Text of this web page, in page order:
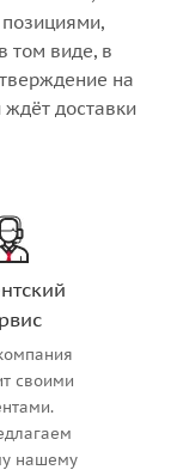
том виде, в
на
доставки
своими
нашему